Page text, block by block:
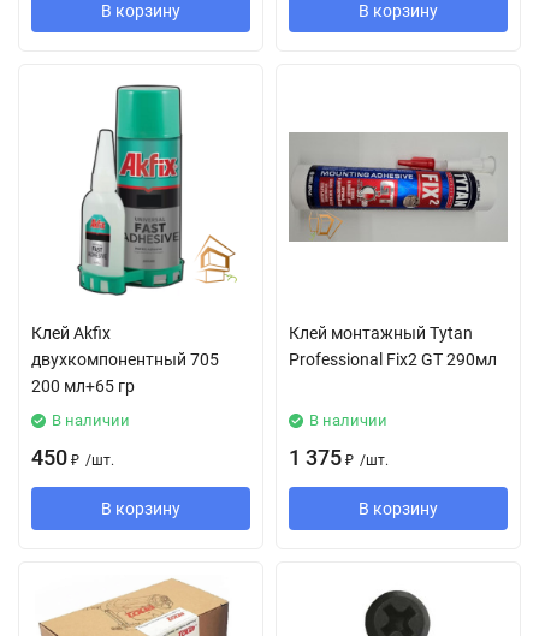
В корзину В корзину
Клей Аkfix
двухкомпонентный 705
200 мл+65 гр
В наличии
450 ₽ /шт.
В корзину
Клей монтажный Tytan
Professional Fix2 GT 290мл
В наличии
1 375 ₽ /шт.
В корзину